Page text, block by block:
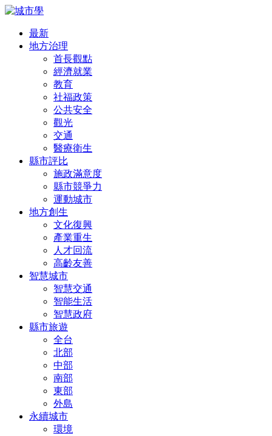
最新
地方治理
首長觀點
經濟就業
教育
社福政策
公共安全
觀光
交通
醫療衛生
縣市評比
施政滿意度
縣市競爭力
運動城市
地方創生
文化復興
產業重生
人才回流
高齡友善
智慧城市
智慧交通
智能生活
智慧政府
縣市旅遊
全台
北部
中部
南部
東部
外島
永續城市
環境